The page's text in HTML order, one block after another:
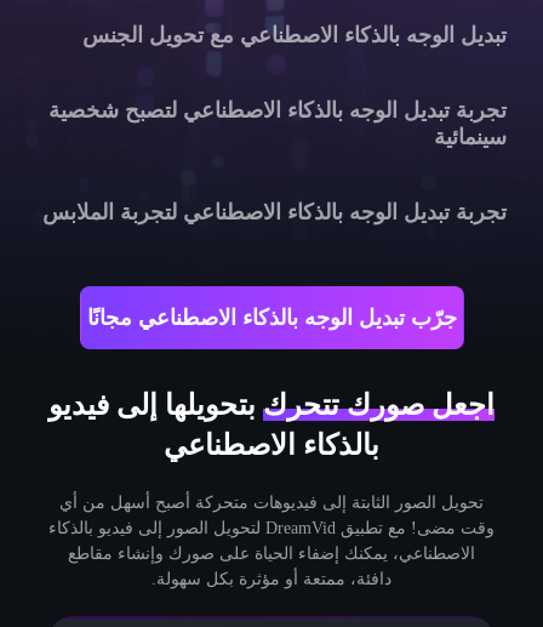
تبديل الوجه بالذكاء الاصطناعي مع تحويل الجنس
تجربة تبديل الوجه بالذكاء الاصطناعي لتصبح شخصية
سينمائية
تجربة تبديل الوجه بالذكاء الاصطناعي لتجربة الملابس
جرّب تبديل الوجه بالذكاء الاصطناعي مجانًا
اجعل صورك تتحرك بتحويلها إلى فيديو
بالذكاء الاصطناعي
تحويل الصور الثابتة إلى فيديوهات متحركة أصبح أسهل من أي
وقت مضى! مع تطبيق DreamVid لتحويل الصور إلى فيديو بالذكاء
الاصطناعي، يمكنك إضفاء الحياة على صورك وإنشاء مقاطع
دافئة، ممتعة أو مؤثرة بكل سهولة.